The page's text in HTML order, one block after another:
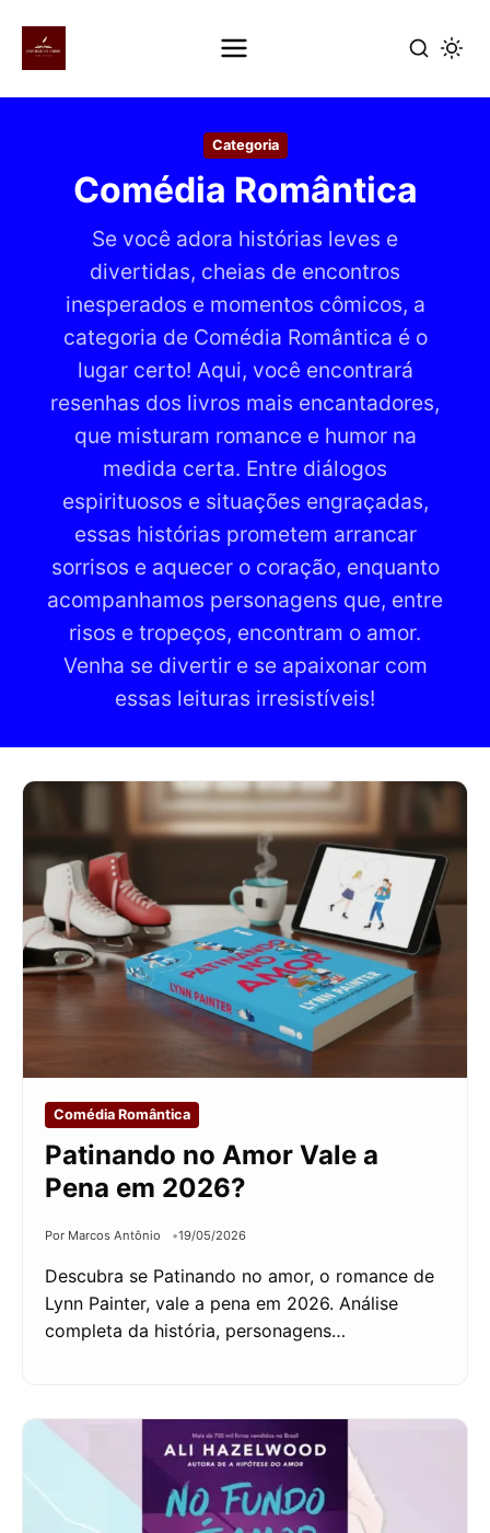
conteúdo
Categoria
Comédia Romântica
Se você adora histórias leves e
divertidas, cheias de encontros
inesperados e momentos cômicos, a
categoria de Comédia Romântica é o
lugar certo! Aqui, você encontrará
resenhas dos livros mais encantadores,
que misturam romance e humor na
medida certa. Entre diálogos
espirituosos e situações engraçadas,
essas histórias prometem arrancar
sorrisos e aquecer o coração, enquanto
acompanhamos personagens que, entre
risos e tropeços, encontram o amor.
Venha se divertir e se apaixonar com
essas leituras irresistíveis!
Comédia Romântica
Patinando no Amor Vale a
Pena em 2026?
Por Marcos Antônio 19/05/2026
Descubra se Patinando no amor, o romance de
Lynn Painter, vale a pena em 2026. Análise
completa da história, personagens…